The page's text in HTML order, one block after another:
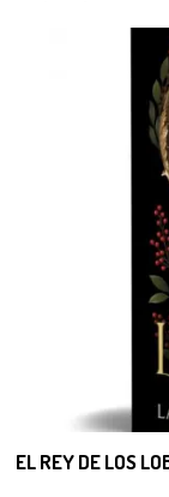
EL REY DE LOS